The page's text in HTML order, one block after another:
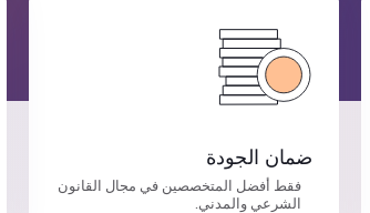
ضمان الجودة
فقط أفضل المتخصصين في مجال القانون
الشرعي والمدني.